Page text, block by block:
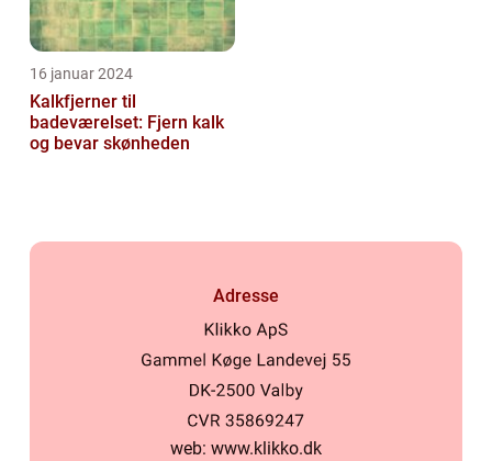
16 januar 2024
Kalkfjerner til
badeværelset: Fjern kalk
og bevar skønheden
Adresse
web: www.klikko.dk